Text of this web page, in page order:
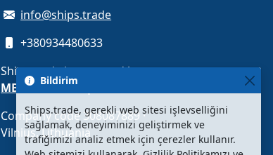
info@ships.trade
+380934480633
Ships.trade is operated by
MB Unit media platform
Company code 308087889 ·
Vilnius, Lithuania
Bildirim
Ships.trade, gerekli web sitesi işlevselliğini
sağlamak, deneyiminizi geliştirmek ve
trafiğimizi analiz etmek için çerezler kullanır.